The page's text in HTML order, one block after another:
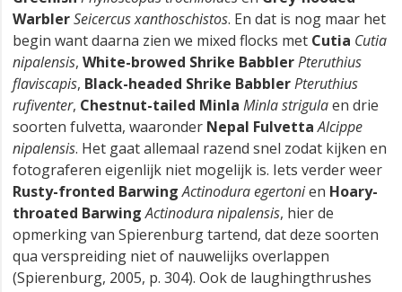
WarblerSeicercus xanthoschistos. En dat is nog maar het
begin want daarna zien we mixed flocks met Cutia Cutia
nipalensis, White-browed Shrike BabblerPteruthius
flaviscapis, Black-headed Shrike BabblerPteruthius
rufiventer, Chestnut-tailed Minla Minla strigulaen drie
soorten fulvetta, waaronder Nepal Fulvetta Alcippe
nipalensis. Het gaat allemaal razend snel zodat kijken en
fotograferen eigenlijk niet mogelijk is. Iets verder weer
Rusty-fronted Barwing Actinodura egertonien Hoary-
throated Barwing Actinodura nipalensis, hier de
opmerking van Spierenburg tartend, dat deze soorten
qua verspreiding niet of nauwelijks overlappen
(Spierenburg, 2005, p. 304). Ook de laughingthrushes